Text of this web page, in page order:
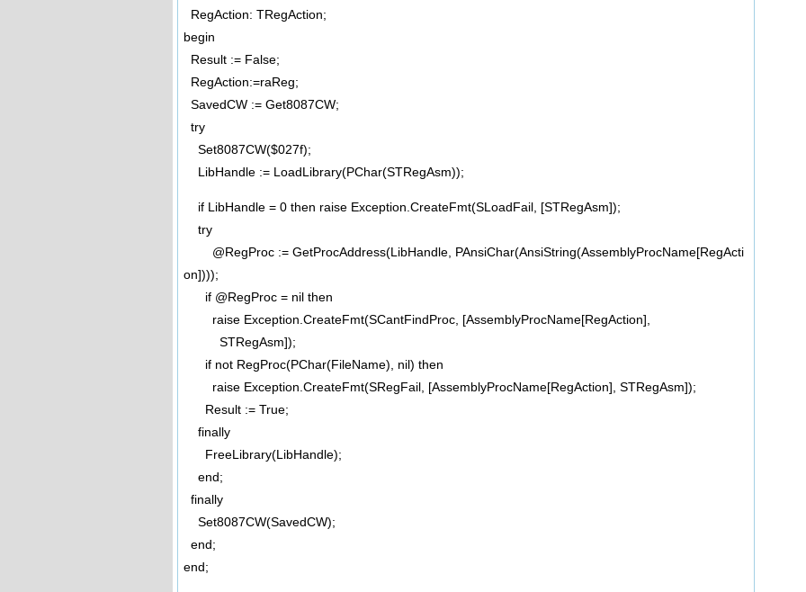
RegAction: TRegAction;
begin
Result := False;
RegAction:=raReg;
SavedCW := Get8087CW;
try
Set8087CW($027f);
LibHandle := LoadLibrary(PChar(STRegAsm));
if LibHandle = 0 then raise Exception.CreateFmt(SLoadFail, [STRegAsm]);
try
@RegProc := GetProcAddress(LibHandle, PAnsiChar(AnsiString(AssemblyProcName[RegActi
on])));
if @RegProc = nil then
raise Exception.CreateFmt(SCantFindProc, [AssemblyProcName[RegAction],
STRegAsm]);
if not RegProc(PChar(FileName), nil) then
raise Exception.CreateFmt(SRegFail, [AssemblyProcName[RegAction], STRegAsm]);
Result := True;
finally
FreeLibrary(LibHandle);
end;
finally
Set8087CW(SavedCW);
end;
end;